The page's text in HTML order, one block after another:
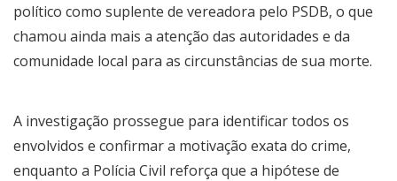
político como suplente de vereadora pelo PSDB, o que
chamou ainda mais a atenção das autoridades e da
comunidade local para as circunstâncias de sua morte.
A investigação prossegue para identificar todos os
envolvidos e confirmar a motivação exata do crime,
enquanto a Polícia Civil reforça que a hipótese de